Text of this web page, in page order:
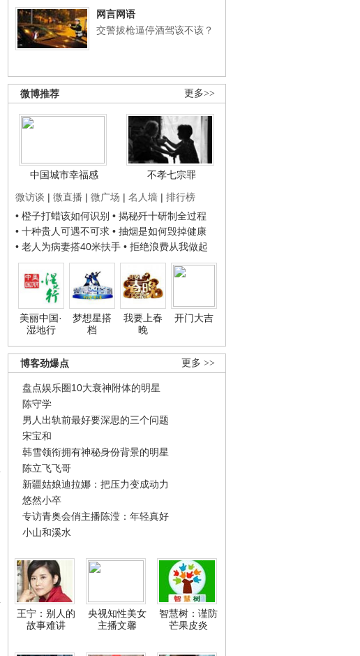
网言网语
交警拔枪逼停酒驾该不该？
更多>>
微博推荐
中国城市幸福感
不孝七宗罪
微访谈 | 微直播 | 微广场 | 名人墙 | 排行榜
• 橙子打蜡该如何识别 • 揭秘歼十研制全过程
• 十种贵人可遇不可求 • 抽烟是如何毁掉健康
• 老人为病妻搭40米扶手 • 拒绝浪费从我做起
美丽中国·
湿地行
梦想星搭
档
我要上春
晚
开门大吉
更多 >>
博客劲爆点
盘点娱乐圈10大衰神附体的明星
陈守学
男人出轨前最好要深思的三个问题
宋宝和
韩雪领衔拥有神秘身份背景的明星
陈立飞飞哥
新疆姑娘迪拉娜：把压力变成动力
悠然小卒
专访青奥会俏主播陈滢：年轻真好
小山和溪水
王宁：别人的
故事难讲
央视知性美女
主播文馨
智慧树：谨防
芒果皮炎